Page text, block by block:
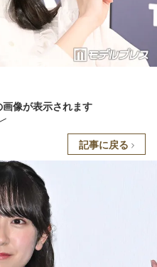
像が表示されます
記事に戻る